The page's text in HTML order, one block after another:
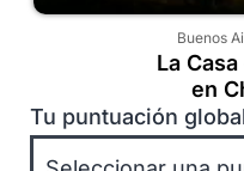
Buenos
La
en
Tu puntuación